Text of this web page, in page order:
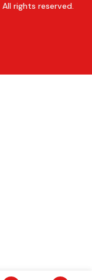
All rights reserved.